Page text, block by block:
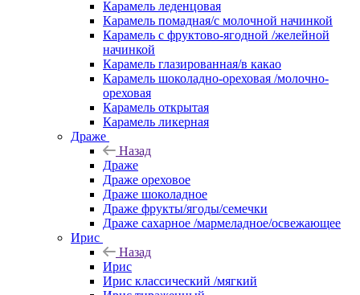
Карамель леденцовая
Карамель помадная/с молочной начинкой
Карамель с фруктово-ягодной /желейной
начинкой
Карамель глазированная/в какао
Карамель шоколадно-ореховая /молочно-
ореховая
Карамель открытая
Карамель ликерная
Драже
Назад
Драже
Драже ореховое
Драже шоколадное
Драже фрукты/ягоды/семечки
Драже сахарное /мармеладное/освежающее
Ирис
Назад
Ирис
Ирис классический /мягкий